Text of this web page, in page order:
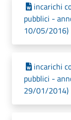
incarichi
pubblici -
10/05/2016)
incarichi
pubblici -
29/01/2014)